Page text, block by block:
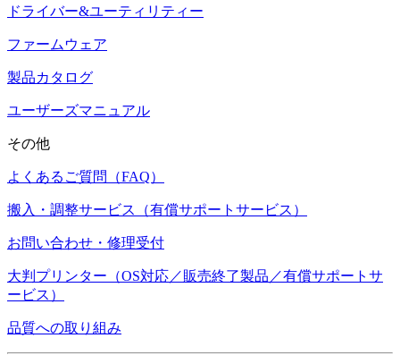
ドライバー&ユーティリティー
ファームウェア
製品カタログ
ユーザーズマニュアル
その他
よくあるご質問（FAQ）
搬入・調整サービス（有償サポートサービス）
お問い合わせ・修理受付
大判プリンター（OS対応／販売終了製品／有償サポートサ
ービス）
品質への取り組み